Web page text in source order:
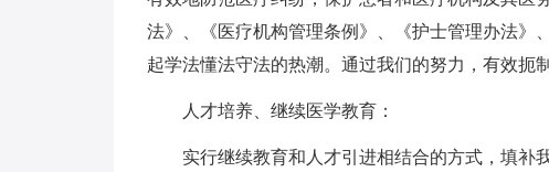
法》、《医疗机构管理条例》、《护士管理办法》
起学法懂法守法的热潮。通过我们的努力，有效扼
人才培养、继续医学教育：
实行继续教育和人才引进相结合的方式，填补